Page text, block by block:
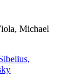
Michael